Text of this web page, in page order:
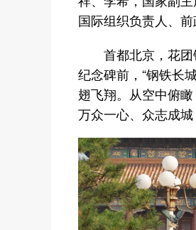
国际组织负责人、前
首都北京，花团
纪念碑前，“钢铁长
翅飞翔。从空中俯
万众一心、众志成城